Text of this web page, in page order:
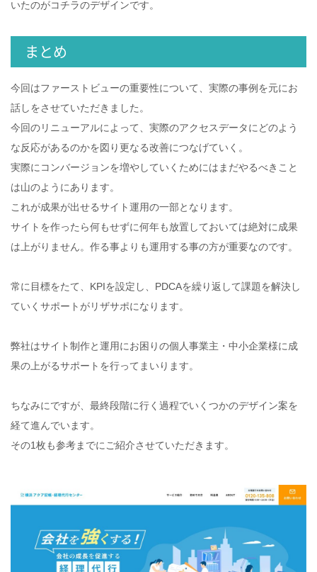
いたのがコチラのデザインです。
まとめ
今回はファーストビューの重要性について、実際の事例を元にお
話しをさせていただきました。
今回のリニューアルによって、実際のアクセスデータにどのよう
な反応があるのかを図り更なる改善につなげていく。
実際にコンバージョンを増やしていくためにはまだやるべきこと
は山のようにあります。
これが成果が出せるサイト運用の一部となります。
サイトを作ったら何もせずに何年も放置しておいては絶対に成果
は上がりません。作る事よりも運用する事の方が重要なのです。
常に目標をたて、KPIを設定し、PDCAを繰り返して課題を解決し
ていくサポートがリザサポになります。
弊社はサイト制作と運用にお困りの個人事業主・中小企業様に成
果の上がるサポートを行ってまいります。
ちなみにですが、最終段階に行く過程でいくつかのデザイン案を
経て進んでいます。
その1枚も参考までにご紹介させていただきます。